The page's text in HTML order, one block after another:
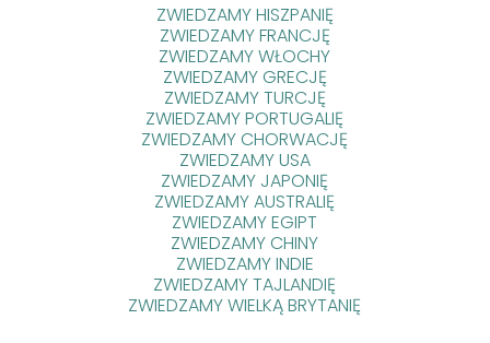
ZWIEDZAMY HISZPANIĘ
ZWIEDZAMY FRANCJĘ
ZWIEDZAMY WŁOCHY
ZWIEDZAMY GRECJĘ
ZWIEDZAMY TURCJĘ
ZWIEDZAMY PORTUGALIĘ
ZWIEDZAMY CHORWACJĘ
ZWIEDZAMY USA
ZWIEDZAMY JAPONIĘ
ZWIEDZAMY AUSTRALIĘ
ZWIEDZAMY EGIPT
ZWIEDZAMY CHINY
ZWIEDZAMY INDIE
ZWIEDZAMY TAJLANDIĘ
ZWIEDZAMY WIELKĄ BRYTANIĘ